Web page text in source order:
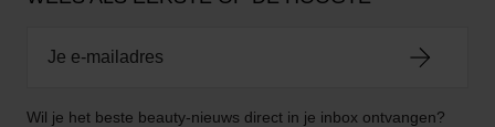
Wil je het beste beauty-nieuws direct in je inbox ontvangen?